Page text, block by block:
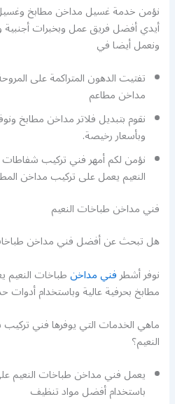
نؤمن خدمة غسيل مداخن مطابخ
أيدي أفضل فريق عمل وبخبرات أجنبية
ونعمل أيضا في
تفتيت الدهون المتراكمة على
مداخن مطاعم
نقوم بتبديل فلاتر مداخن مطابخ
وبأسعار رخيصة.
نؤمن لكم أمهر فني تركيب شفاطات
النعيم يعمل على تركيب مداخن
فني مداخن طباخات النعيم
هل تبحث عن أفضل فني مداخن
نوفر أشطرفني مداخنطباخات النعيم
مطابخ بحرفية عالية وباستخدام أدوات
ماهي الخدمات التي يوفرها فني
النعيم؟
يعمل فني مداخن طباخات النعيم
باستخدام أفضل مواد تنظيف